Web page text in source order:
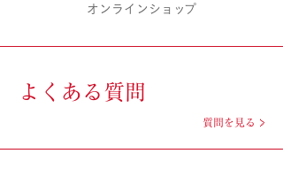
オンラインショップ
よくある質問
質問を見る